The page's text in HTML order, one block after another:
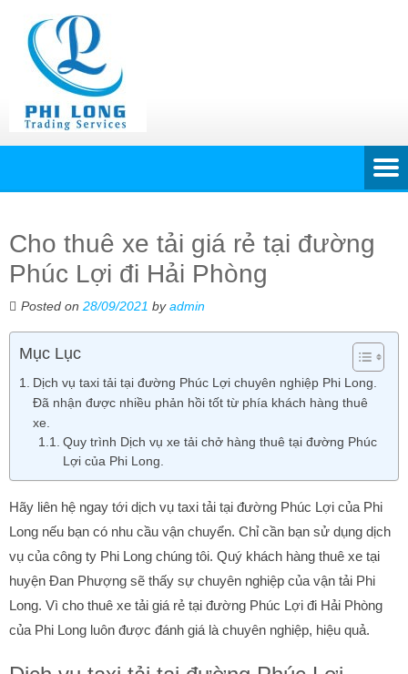
Cho thuê xe tải giá rẻ tại đường
Phúc Lợi đi Hải Phòng
Posted on 28/09/2021 byadmin
Mục Lục
Dịch vụ taxi tải tại đường Phúc Lợi chuyên nghiệp Phi Long.
Đã nhận được nhiều phản hồi tốt từ phía khách hàng thuê
xe.
Quy trình Dịch vụ xe tải chở hàng thuê tại đường Phúc
Lợi của Phi Long.
Hãy liên hệ ngay tới dịch vụ taxi tải tại đường Phúc Lợi của Phi
Long nếu bạn có nhu cầu vận chuyển. Chỉ cần bạn sử dụng dịch
vụ của công ty Phi Long chúng tôi. Quý khách hàng thuê xe tại
huyện Đan Phượng sẽ thấy sự chuyên nghiệp của vận tải Phi
Long. Vì cho thuê xe tải giá rẻ tại đường Phúc Lợi đi Hải Phòng
của Phi Long luôn được đánh giá là chuyên nghiệp, hiệu quả.